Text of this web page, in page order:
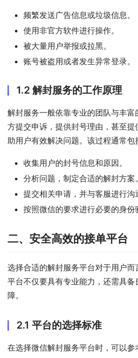
频繁发送广告信息或垃圾信息。
使用非官方软件进行操作。
被大量用户举报或拉黑。
账号被盗用或者发生异常登录。
1.2 解封服务的工作原理
解封服务一般依靠专业的团队与丰
方提交申诉，提供封号理由，甚至
助用户有效解决问题。该过程通常包
收集用户的封号信息和原因。
分析问题，制定合适的解封方案。
提交相关申请，并与客服进行沟
按照微信的要求进行必要的身份
二、安全高效的接单平台
选择合适的解封服务平台对于用户
平台不仅要具有专业能力，还需具
障。
2.1 平台的选择标准
在选择微信解封服务平台时，可以参